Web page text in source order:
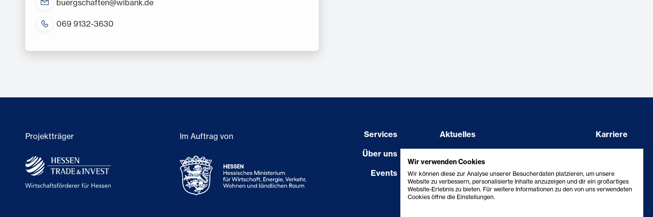
buergschaften@wibank.de
069 9132-3630
Projektträger Im Auftrag von Services Aktuelles
Karriere
Über uns
Events
Kontakt Erklärung zur Barrierefreiheit
Wir verwenden Cookies
Wir können diese zur Analyse unserer Besucherdaten platzieren, um unsere
Website zu verbessern, personalisierte Inhalte anzuzeigen und dir ein großartiges
Website-Erlebnis zu bieten. Für weitere Informationen zu den von uns verwendeten
Cookies öffne die Einstellungen.